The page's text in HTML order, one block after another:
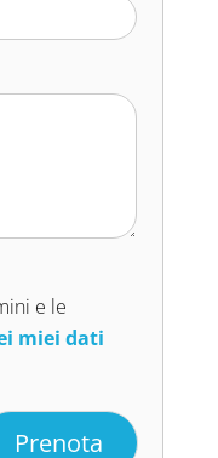
e le
miei dati
Prenota